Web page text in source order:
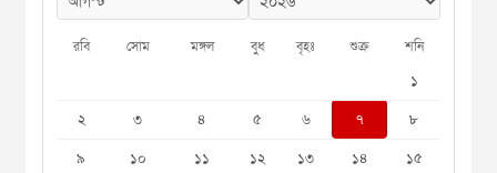
রবি সোম মঙ্গল বুধ বৃহঃ শুক্র শনি
১
২
৩ ৪ ৫ ৬ ৭
৮
৯
১০ ১১ ১২ ১৩ ১৪
১৫